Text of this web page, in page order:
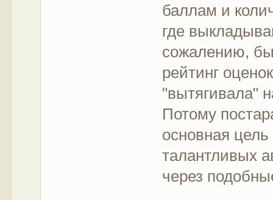
баллам и
где
сожалению,
рейтинг
"вытягивала"
Потому
основная
талантливых
через